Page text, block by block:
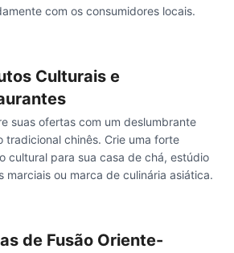
com os consumidores locais.
Culturais e
suas ofertas com um deslumbrante
tradicional chinês. Crie uma forte
cultural para sua casa de chá, estúdio
marciais ou marca de culinária asiática.
de Fusão Oriente-